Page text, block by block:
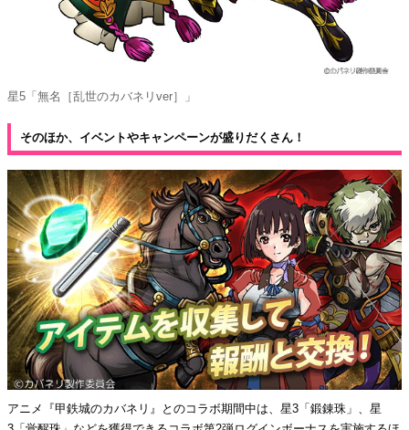
星5「無名［乱世のカバネリver］」
そのほか、イベントやキャンペーンが盛りだくさん！
アニメ『甲鉄城のカバネリ』とのコラボ期間中は、星3「鍛錬珠」、星